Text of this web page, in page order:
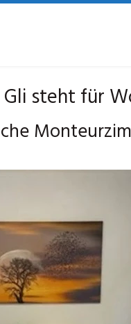
steht für